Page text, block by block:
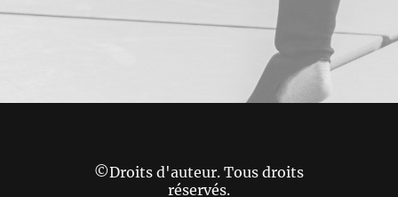
©Droits d'auteur. Tous droits
réservés.